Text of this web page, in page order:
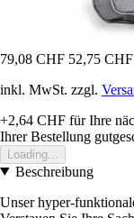
79,08 CHF 52,75 CHF
inkl. MwSt. zzgl.
+2,64 CHF für Ihre
Ihrer Bestellung
Loading...
Beschreibung
Unser hyper-